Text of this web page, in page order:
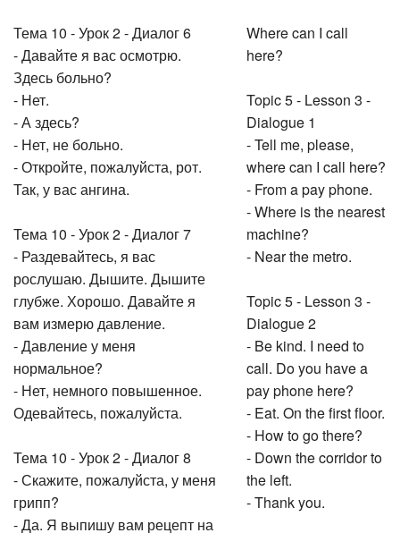
Тема 10 - Урок 2 - Диалог 6
- Давайте я вас осмотрю.
Здесь больно?
- Нет.
- А здесь?
- Нет, не больно.
- Откройте, пожалуйста, рот.
Так, у вас ангина.
Тема 10 - Урок 2 - Диалог 7
- Раздевайтесь, я вас
рослушаю. Дышите. Дышите
глубже. Хорошо. Давайте я
вам измерю давление.
- Давление у меня
нормальное?
- Нет, немного повышенное.
Одевайтесь, пожалуйста.
Тема 10 - Урок 2 - Диалог 8
- Скажите, пожалуйста, у меня
грипп?
- Да. Я выпишу вам рецепт на
Where can I call
here?
Topic 5 - Lesson 3 -
Dialogue 1
- Tell me, please,
where can I call here?
- From a pay phone.
- Where is the nearest
machine?
- Near the metro.
Topic 5 - Lesson 3 -
Dialogue 2
- Be kind. I need to
call. Do you have a
pay phone here?
- Eat. On the first floor.
- How to go there?
- Down the corridor to
the left.
- Thank you.